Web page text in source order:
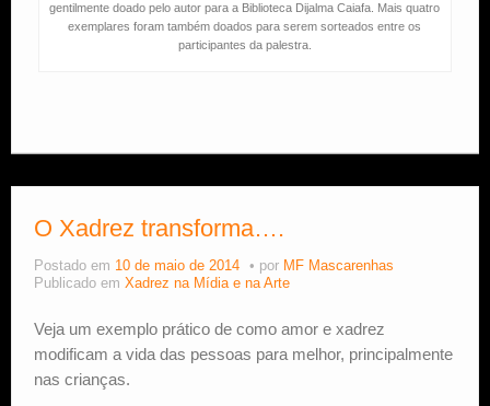
gentilmente doado pelo autor para a Biblioteca Dijalma Caiafa. Mais quatro
exemplares foram também doados para serem sorteados entre os
participantes da palestra.
O Xadrez transforma….
Postado em 10 de maio de 2014 por MF Mascarenhas
Publicado em Xadrez na Mídia e na Arte
Veja um exemplo prático de como amor e xadrez
modificam a vida das pessoas para melhor, principalmente
nas crianças.